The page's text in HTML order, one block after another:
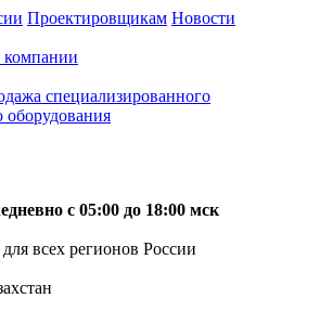
Проектировщикам Новости
специализированного
с 05:00 до 18:00 мск
всех регионов России